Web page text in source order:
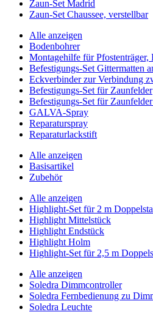
Zaun-Set Madrid
Zaun-Set Chaussee, verstellbar
Alle anzeigen
Bodenbohrer
Montagehilfe für Pfostenträger,
Befestigungs-Set Gittermatten
Eckverbinder zur Verbindung
Befestigungs-Set für Zaunfelder
Befestigungs-Set für
GALVA-Spray
Reparaturspray
Reparaturlackstift
Alle anzeigen
Basisartikel
Zubehör
Alle anzeigen
Highlight-Set für 2 m
Highlight Mittelstück
Highlight Endstück
Highlight Holm
Highlight-Set für 2,5 m
Alle anzeigen
Soledra Dimmcontroller
Soledra Fernbedienung zu
Soledra Leuchte